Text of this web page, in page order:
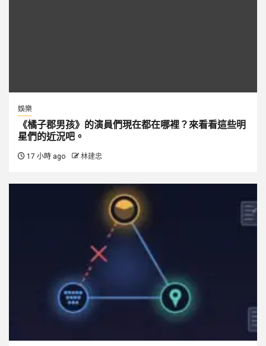
娛樂
《橘子郡男孩》的演員們現在都在哪裡？來看看這些明
星們的近況吧。
17 小時 ago 林建忠